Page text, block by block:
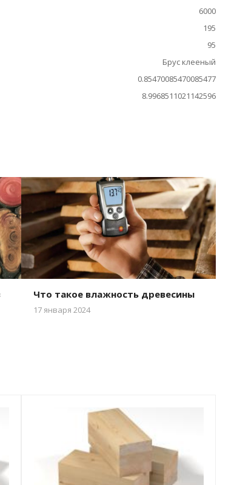
6000
195
95
Брус клееный
0.85470085470085477
8.9968511021142596
Что такое влажность древесины
17 января 2024